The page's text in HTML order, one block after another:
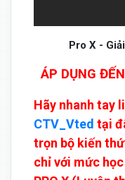
Pro X -
ÁP DỤNG
Hãy nhanh tay
CTV_Vted tại
trọn bộ kiến
chỉ với mức